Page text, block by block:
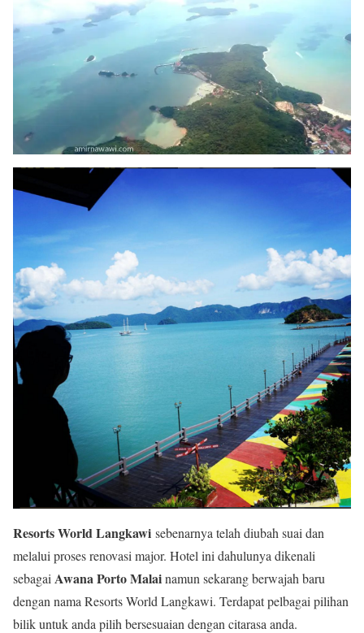
Resorts World Langkawi sebenarnya telah diubah suai dan
melalui proses renovasi major. Hotel ini dahulunya dikenali
sebagai Awana Porto Malainamun sekarang berwajah baru
dengan nama Resorts World Langkawi. Terdapat pelbagai pilihan
bilik untuk anda pilih bersesuaian dengan citarasa anda.